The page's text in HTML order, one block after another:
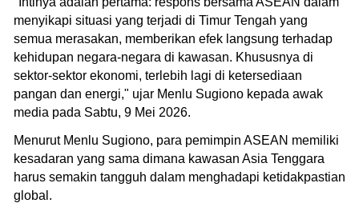
menyikapi situasi yang terjadi di Timur Tengah yang
semua merasakan, memberikan efek langsung terhadap
kehidupan negara-negara di kawasan. Khususnya di
sektor-sektor ekonomi, terlebih lagi di ketersediaan
pangan dan energi," ujar Menlu Sugiono kepada awak
media pada Sabtu, 9 Mei 2026.
Menurut Menlu Sugiono, para pemimpin ASEAN memiliki
kesadaran yang sama dimana kawasan Asia Tenggara
harus semakin tangguh dalam menghadapi ketidakpastian
global.